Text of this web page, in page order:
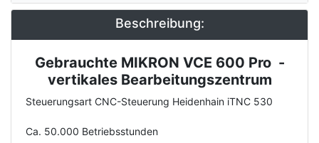
Beschreibung:
Description
Gebrauchte MIKRON VCE 600 Pro -
vertikales Bearbeitungszentrum
Steuerungsart CNC-Steuerung Heidenhain iTNC 530
Ca. 50.000 Betriebsstunden